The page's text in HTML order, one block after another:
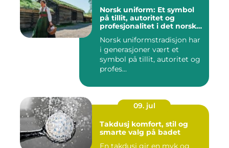
Norsk uniform: Et symbol
på tillit, autoritet og
profesjonalitet i det norske
Norsk uniformstradisjon har
i generasjoner vært et
symbol på tillit, autoritet og
profes...
09. jul
Takdusj komfort, stil og
smarte valg på badet
En takdusj gir en myk og